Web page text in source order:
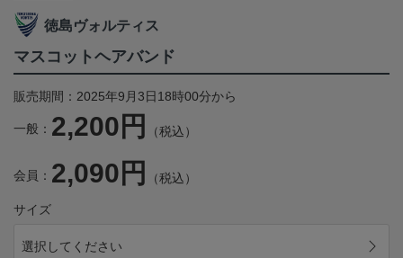
徳島ヴォルティス
マスコットヘアバンド
販売期間：2025年9月3日18時00分から
一般： 2,200円 （税込）
会員： 2,090円 （税込）
サイズ
選択してください